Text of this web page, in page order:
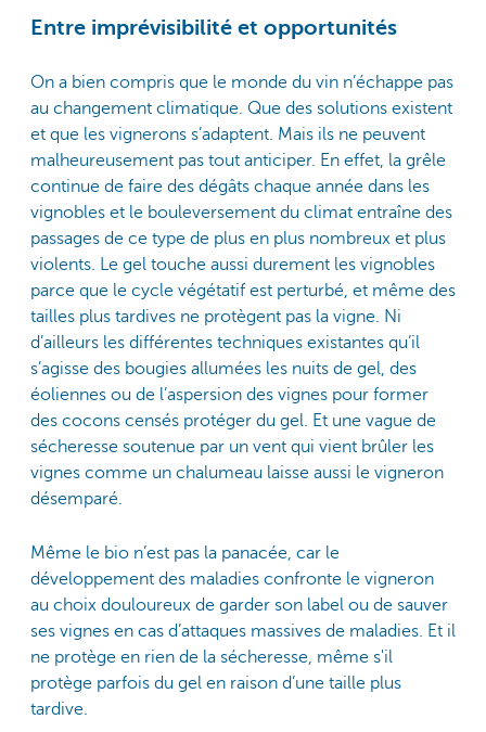
Entre imprévisibilité et opportunités
On a bien compris que le monde du vin n’échappe pas
au changement climatique. Que des solutions existent
et que les vignerons s’adaptent. Mais ils ne peuvent
malheureusement pas tout anticiper. En effet, la grêle
continue de faire des dégâts chaque année dans les
vignobles et le bouleversement du climat entraîne des
passages de ce type de plus en plus nombreux et plus
violents. Le gel touche aussi durement les vignobles
parce que le cycle végétatif est perturbé, et même des
tailles plus tardives ne protègent pas la vigne. Ni
d’ailleurs les différentes techniques existantes qu’il
s’agisse des bougies allumées les nuits de gel, des
éoliennes ou de l’aspersion des vignes pour former
des cocons censés protéger du gel. Et une vague de
sécheresse soutenue par un vent qui vient brûler les
vignes comme un chalumeau laisse aussi le vigneron
désemparé.
Même le bio n’est pas la panacée, car le
développement des maladies confronte le vigneron
au choix douloureux de garder son label ou de sauver
ses vignes en cas d’attaques massives de maladies. Et il
ne protège en rien de la sécheresse, même s'il
protège parfois du gel en raison d’une taille plus
tardive.